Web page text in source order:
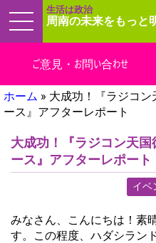
生活は政治
周南の未来をもっと
ご意見・お問い合わせ
ホーム » 大成功！『ラジコ
ース』アフターレポート
大成功！『ラジコン天
ース』アフターレポート
イベ
みなさん、こんにちは！素
す。この程度、ハダシラン